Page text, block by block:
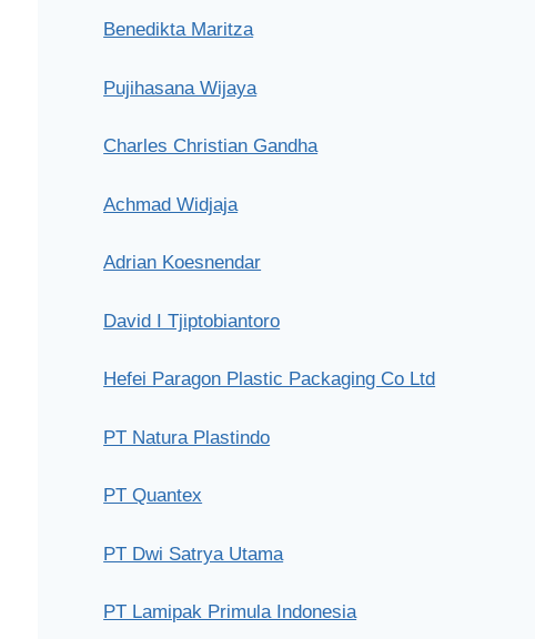
Benedikta Maritza
Pujihasana Wijaya
Charles Christian Gandha
Achmad Widjaja
Adrian Koesnendar
David I Tjiptobiantoro
Hefei Paragon Plastic Packaging Co Ltd
PT Natura Plastindo
PT Quantex
PT Dwi Satrya Utama
PT Lamipak Primula Indonesia